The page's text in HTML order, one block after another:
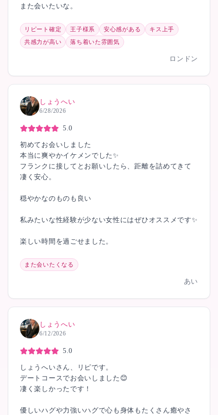
また会いたいな。
リピート確定 王子様系 安心感がある
キス上手
共感力が高い
落ち着いた雰囲気
ロンドン
しょうへい
6/28/2026
5.0
初めてお会いしました
本当に爽やかイケメンでした✨
フランクに接してとお願いしたら、距離を詰めてきて
凄く安心。
穏やかなのものも良い
私みたいな性経験が少ない女性にはぜひオススメです✨
楽しい時間を過ごせました。
また会いたくなる
あい
しょうへい
6/12/2026
5.0
しょうへいさん、リピです。
デートコースでお会いしました😊
凄く楽しかったです！
優しいハグや力強いハグで心も身体もたくさん癒やさ